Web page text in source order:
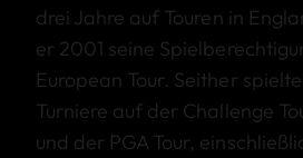
drei Jahre auf Touren in
er 2001 seine
European Tour. Seither
Turniere auf der Challenge
und der PGA Tour,